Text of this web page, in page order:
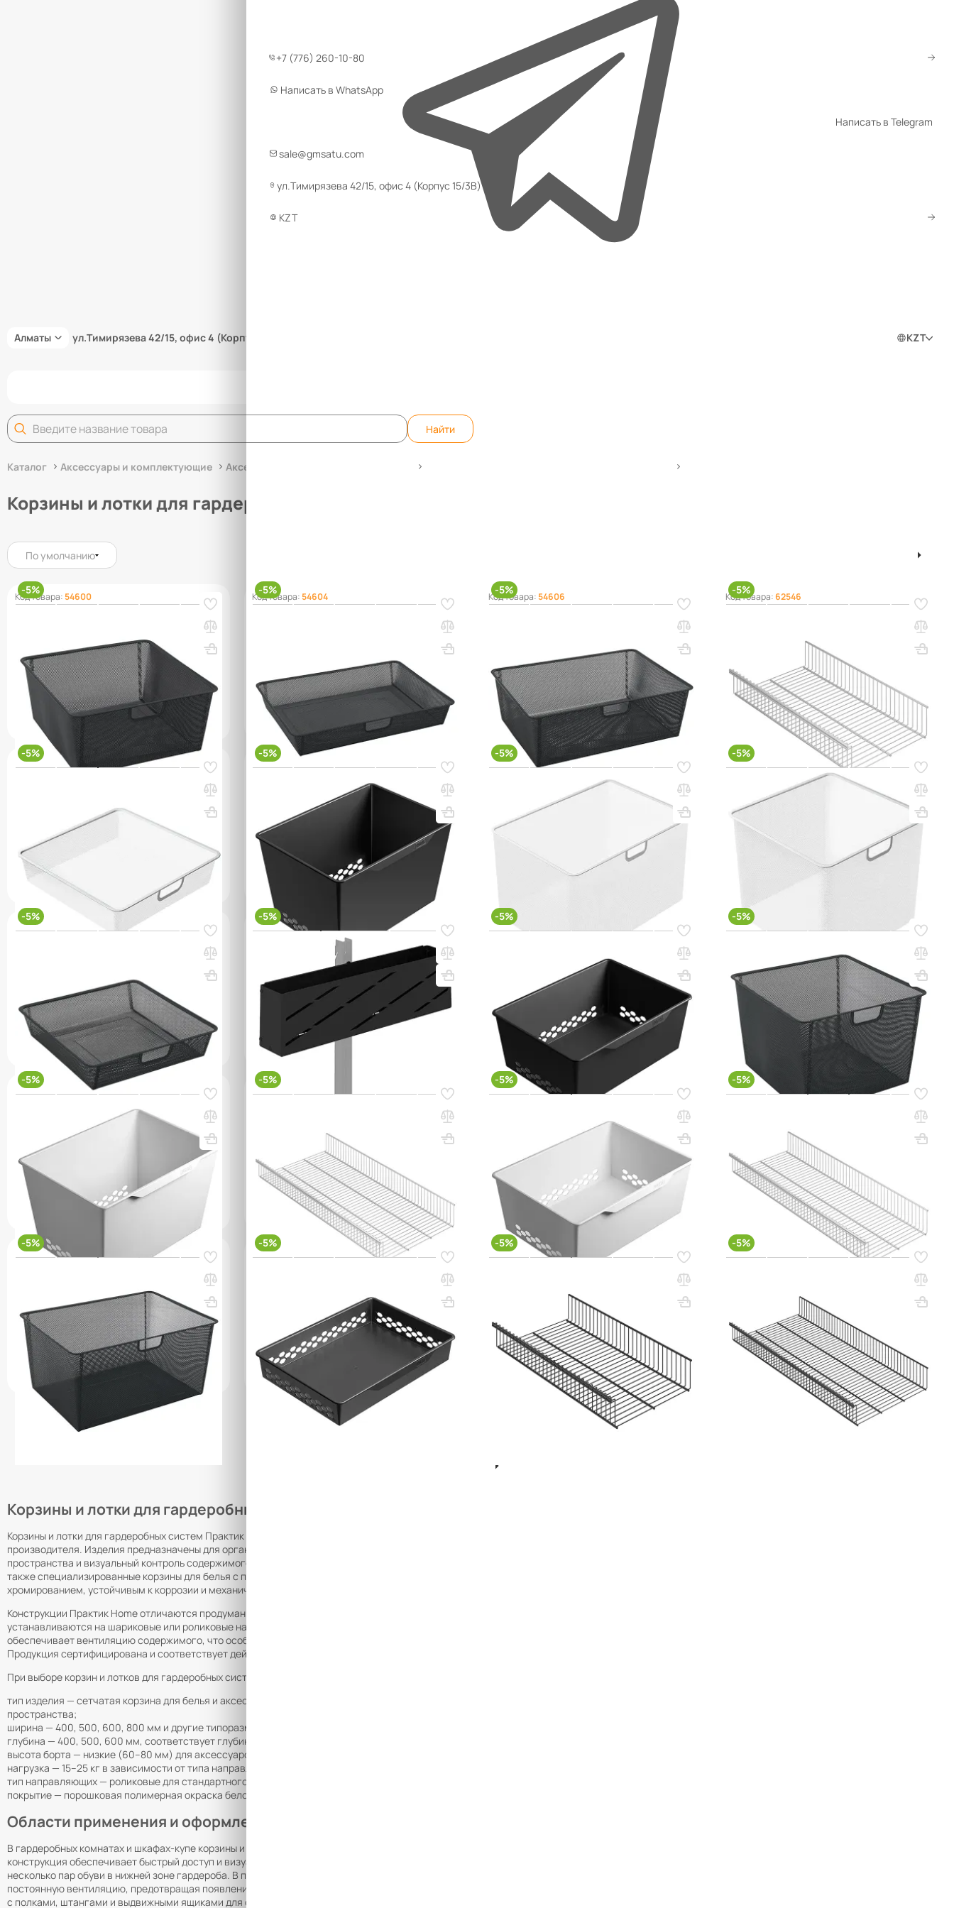
+7 (776) 260-10-80
Написать в WhatsApp
Написать в Telegram
sale@gmsatu.com
ул.Тимирязева 42/15, офис 4 (Корпус 15/3В)
KZT
Алматы ул.Тимирязева 42/15, офис 4 (Корпус 15/3В) KZT
Найти
Каталог Аксессуары и комплектующие Аксессуары для гардеробных систем
Корзины и лотки для гардеробных систем Практик Home
По умолчанию
Код товара:54600
-5%
Корзина мелкосетчатая ПРАКТИК Home
ВхШхГ, мм: 185x421x423
Вес, кг: 1
(0)
11 800 ₸ 12 450 ₸
q_98296 В КОРЗИНУ
Код товара:54604
-5%
Корзина мелкосетчатая ПРАКТИК Home
Вес, кг: 0.93
11 200 ₸ 11 800 ₸
q_98300 В КОРЗИНУ
Код товара:54606
-5%
Корзина мелкосетчатая ПРАКТИК Home
Вес, кг: 1.25
(0)
12 700 ₸ 13 400 ₸
q_98302 В КОРЗИНУ
Код товара:62546
-5%
ВхШхГ, мм: 85x340x607
Вес, кг: 1.4
5 850 ₸ 6 200 ₸
q_112006 В КОРЗИНУ
Код товара:54597
-5%
Корзина мелкосетчатая ПРАКТИК Home
ВхШхГ, мм: 85x421x423
Вес, кг: 0.73
(0)
10 450 ₸
q_98293 В КОРЗИНУ
Код товара:54613
-5%
Корзина пластиковая ПРАКТИК Home
GBP 60х30 графит
ВхШхГ, мм: 285x578x423
7 450 ₸
Код товара: 54607
-5%
Корзина мелкосетчатая ПРАКТИК Home
GBM 60х30 белая
ВхШхГ, мм: 285x578x423
Вес, кг: 1.57
Код товара:
-5%
Корзина мелкосетчатая ПРАКТИК Home
GBM 45х30 белая
ВхШхГ, мм: 285x421x423
Вес, кг: 1
Код товара:
-5%
Корзина мелкосетчатая ПРАКТИК Home
Вес, кг: 0.73
(0)
10 450 ₸ 11 000 ₸
q_98294 В КОРЗИНУ
Код товара:72353
-5%
Корзина навесная ПРАКТИК Home GBC
ВхШхГ, мм: 104x424x71
Вес, кг: 0.7
(0)
6 500 ₸ 6 850 ₸
q_143094
Код товара:
-5%
ВхШхГ, мм: 185x578x423
Вес, кг: 1.05
(0)
6 500 ₸ 6 850 ₸
q_98308 В КОРЗИНУ
Код товара:
-5%
Корзина мелкосетчатая ПРАКТИК Home
GBM 45х30 графит
ВхШхГ, мм: 285x421x423
Вес, кг: 1
(0)
13 900 ₸ 14 650 ₸
В КОРЗИНУ
Код товара: 54614
-5%
Корзина пластиковая ПРАКТИК Home
ВхШхГ, мм: 285x578x423
7 450 ₸
В КОРЗИНУ
Код товара:
-5%
ВхШхГ, мм: 85x902x440
Вес, кг: 2.4
(0)
10 500 ₸ 11 100 ₸
q_112009 В КОРЗИНУ
Код товара:54611
-5%
ВхШхГ, мм: 185x578x423
Вес, кг: 1.05
(0)
6 500 ₸ 6 850 ₸
q_98307 В КОРЗИНУ
Код товара:62548
-5%
ВхШхГ, мм: 85x902х340
Вес, кг: 2
(0)
8 950 ₸ 9 450 ₸
q_112008 В КОРЗИНУ
Код товара:54608
-5%
Корзина мелкосетчатая ПРАКТИК Home
ВхШхГ, мм: 285x578x423
Вес, кг: 1.57
(0)
15 200 ₸ 16 050 ₸
q_98304 В КОРЗИНУ
Код товара:
-5%
ВхШхГ, мм: 85x578x423
Вес, кг: 0.73
5 300 ₸ 5 600 ₸
q_98306 В КОРЗИНУ
Код товара:62550
-5%
ВхШхГ, мм: 85x607х340
Вес, кг: 1.4
5 850 ₸ 6 200 ₸
q_112010 В КОРЗИНУ
Код товара:
-5%
ВхШхГ, мм: 85x902х440
Вес, кг: 2.4
(0)
10 500 ₸ 11 100 ₸
q_112013 В КОРЗИНУ
Корзины и лотки для гардеробных систем Практик Home
Корзины и лотки для гардеробных систем Практик Home — это выдвижные элементы внутреннего наполнения гардеробных комнат, шкафов-купе и встроенных систем хранения российского
производителя. Изделия предназначены для организации удобного доступа к белью, аксессуарам, обуви и другим предметам гардероба, обеспечивая эргономичное использование
пространства и визуальный контроль содержимого. Ассортимент включает сетчатые корзины различной глубины и высоты, выдвижные лотки с бортиками, корзины для обуви с наклонным дном, а
также специализированные корзины для белья с перфорированными стенками для вентиляции. Продукция изготавливается из стальной проволоки с порошковым полимерным покрытием или
хромированием, устойчивым к коррозии и механическим нагрузкам.
Конструкции Практик Home отличаются продуманной эргономикой и совместимостью с гардеробными системами ПАКС и другими модульными системами хранения. Выдвижные корзины и лотки
устанавливаются на шариковые или роликовые направляющие полного выдвижения, обеспечивающие плавный и бесшумный ход под нагрузкой до 15–25 кг. Сетчатая конструкция стенок
обеспечивает вентиляцию содержимого, что особенно важно для хранения белья и обуви. Корзины комплектуются крепёжными элементами для монтажа в корпус гардеробной системы.
Продукция сертифицирована и соответствует действующим ГОСТ на мебельную фурнитуру и комплектующие.
При выборе корзин и лотков для гардеробных систем Практик Home рекомендуется учитывать следующие параметры:
тип изделия — сетчатая корзина для белья и аксессуаров, выдвижной лоток с бортиками для мелких предметов, обувная корзина с наклонным дном, корзина с разделителями для организации
пространства;
ширина — 400, 500, 600, 800 мм и другие типоразмеры, подбирается под ширину секции гардеробной системы;
глубина — 400, 500, 600 мм, соответствует глубине корпуса шкафа или гардеробной ниши;
высота борта — низкие (60–80 мм) для аксессуаров и мелких предметов, средние (100–150 мм) для белья и одежды, высокие (180–250 мм) для объёмных вещей и обуви;
нагрузка — 15–25 кг в зависимости от типа направляющих и конструкции корзины;
тип направляющих — роликовые для стандартного применения, шариковые полного выдвижения для максимального удобства доступа;
покрытие — порошковая полимерная окраска белого, серого или бежевого цвета, хромирование для интерьеров в стиле хай-тек и лофт.
Области применения и оформление заказа
В гардеробных комнатах и шкафах-купе корзины и лотки Практик Home используются для организации хранения повседневного белья, носков, аксессуаров, ремней и галстуков — выдвижная
конструкция обеспечивает быстрый доступ и визуальный контроль содержимого без необходимости перекладывать вещи. Обувные корзины с наклонным дном позволяют компактно разместить
несколько пар обуви в нижней зоне гардероба. В прихожих выдвижные лотки применяются для хранения головных уборов, перчаток, шарфов и ключей. Сетчатая конструкция обеспечивает
постоянную вентиляцию, предотвращая появление затхлого запаха у хранящихся вещей. Модульная совместимость с гардеробными системами ПАКС позволяет комбинировать корзины и лотки
с полками, штангами и выдвижными ящиками для создания индивидуальной конфигурации хранения.